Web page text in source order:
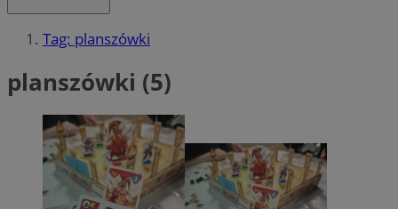
Tag: planszówki
planszówki (5)